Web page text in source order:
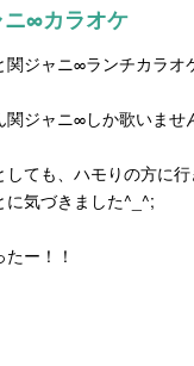
∞カラオケ
関ジャニ∞ランチカラオ
関ジャニ∞しか歌いませ
しても、ハモりの方に
に気づきました^_^;
ー！！